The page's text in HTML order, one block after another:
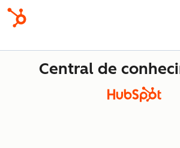
Central de